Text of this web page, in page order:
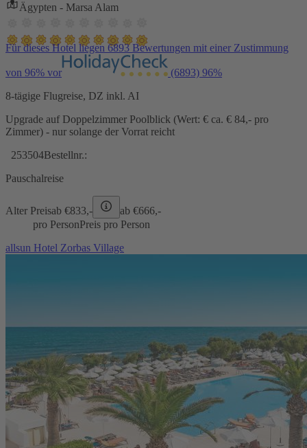
Ägypten - Marsa Alam
Für dieses Hotel liegen 6893 Bewertungen mit einer Zustimmung
von 96% vor (6893) 96%
8-tägige Flugreise, DZ inkl. AI
Upgrade auf Doppelzimmer Poolblick (Wert: € ca. € 84,- pro
Zimmer) - nur solange der Vorrat reicht
253504Bestellnr.:
Pauschalreise
Alter Preisab €833,- ab €666,-
pro PersonPreis pro Person
allsun Hotel Zorbas Village